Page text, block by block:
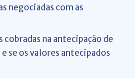
negociadas com as
na antecipação de
se os valores antecipados